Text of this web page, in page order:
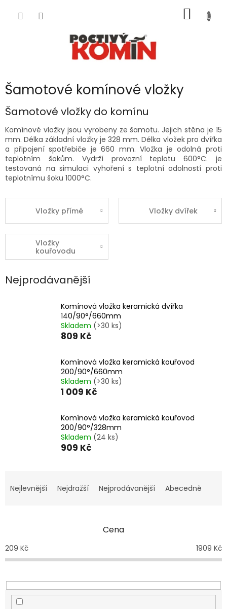
KOŠÍK
Šamotové komínové vložky
Šamotové vložky do komínu
Komínové vložky jsou vyrobeny ze šamotu. Jejich stěna je 15
mm. Délka základní vložky je 328 mm. Délka vložek pro dvířka
a připojení spotřebiče je 660 mm. Vložka je odolná proti
teplotním šokům. Vydrží provozní teplotu 600°C. je
testovaná na simulaci vyhoření s teplotní odolností proti
teplotnímu šoku 1000°C.
Vložky přímé Vložky dvířek
Vložky
kouřovodu
Nejprodávanější
Komínová vložka keramická dvířka
140/90°/660mm
Skladem (>30 ks)
809 Kč
Komínová vložka keramická kouřovod
200/90°/660mm
Skladem (>30 ks)
1 009 Kč
Komínová vložka keramická kouřovod
200/90°/328mm
Skladem (24 ks)
909 Kč
a
p
r
o
u
Nejlevnější Nejdražší Nejprodávanější Abecedně
Cena
209 Kč 1909 Kč